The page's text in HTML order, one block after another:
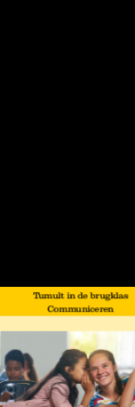
Tumult in de brugklas
Communiceren